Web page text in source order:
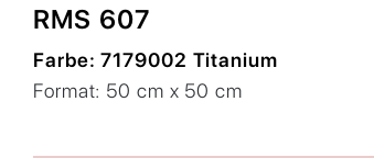
RMS 607
Farbe:7179002 Titanium
Format: 50 cm x 50 cm